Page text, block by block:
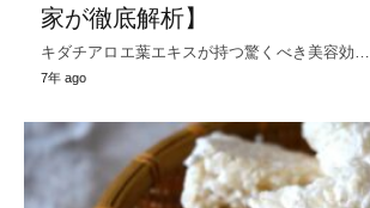
家が徹底解析】
キダチアロエ葉エキスが持つ驚くべき美容効…
7年 ago